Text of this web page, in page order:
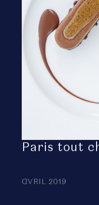
Paris tout
AVRIL 2019